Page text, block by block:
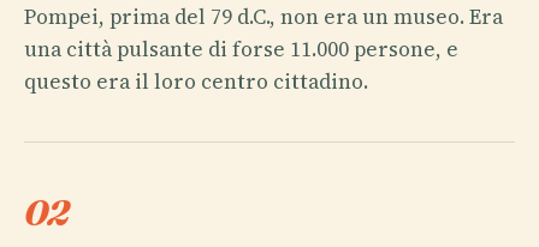
Pompei, prima del 79 d.C., non era un museo. Era
una città pulsante di forse 11.000 persone, e
questo era il loro centro cittadino.
02